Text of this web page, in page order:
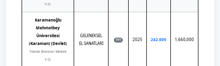
Y.O.
Karamanoğlu
Mehmetbey
Üniversitesi
(Karaman) (Devlet)
Teknik Bilimler Meslek
Y.O.
GELENEKSEL
EL SANATLARI
TYT 2025 242.005 1,660,000